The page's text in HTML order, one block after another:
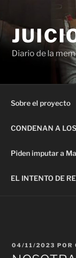
Diario de la
Sobre el proyecto
CONDENAN A
Piden imputar a
EL INTENTO DE
PUBLICADO
EL
04/11/2023 POR